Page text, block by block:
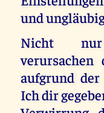
und
Nicht
verursachen
aufgrund der
Ich dir